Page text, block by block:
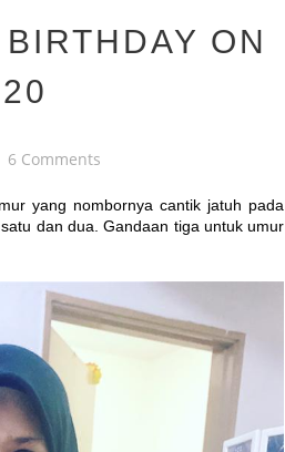
ON
6 Comments
yang nombornya cantik jatuh pada
dan dua. Gandaan tiga untuk umur